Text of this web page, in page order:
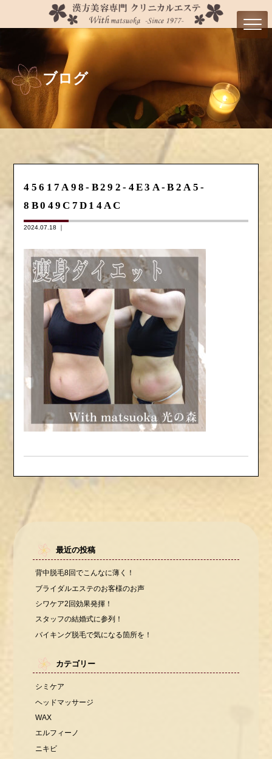
ブログ
45617A98-B292-4E3A-B2A5-
8B049C7D14AC
2024.07.18 ｜
最近の投稿
背中脱毛8回でこんなに薄く！
ブライダルエステのお客様のお声
シワケア2回効果発揮！
スタッフの結婚式に参列！
バイキング脱毛で気になる箇所を！
カテゴリー
シミケア
ヘッドマッサージ
WAX
エルフィーノ
ニキビ